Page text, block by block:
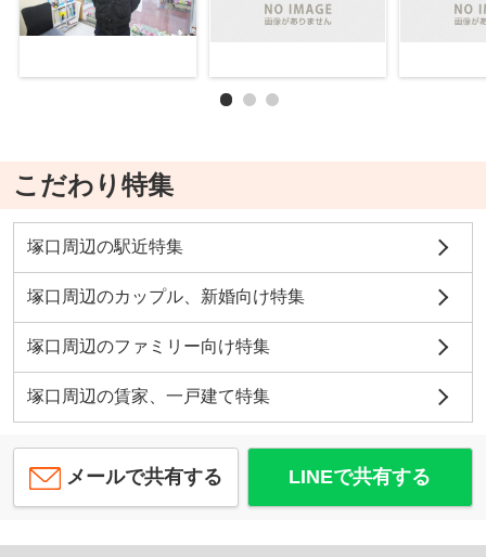
こだわり特集
塚口周辺の駅近特集
塚口周辺のカップル、新婚向け特集
塚口周辺のファミリー向け特集
塚口周辺の賃家、一戸建て特集
メールで共有する LINEで共有する